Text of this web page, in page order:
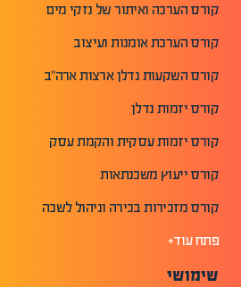
קורס הערכה ואיתור של נזקי מים
קורס הערכת אומנות ועיצוב
קורס השקעות נדלן ארצות ארה"ב
קורס יזמות נדלן
קורס יזמות עסקית והקמת עסק
קורס ייעוץ משכנתאות
קורס מזכירות בכירה וניהול לשכה
פתח עוד+
שימושי